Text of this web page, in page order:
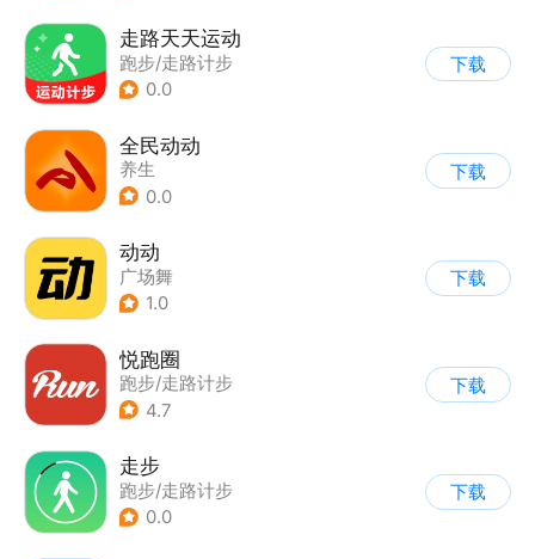
走路天天运动
跑步/走路计步
0.0
下载
全民动动
养生
0.0
下载
动动
广场舞
1.0
下载
悦跑圈
跑步/走路计步
4.7
下载
走步
跑步/走路计步
0.0
下载